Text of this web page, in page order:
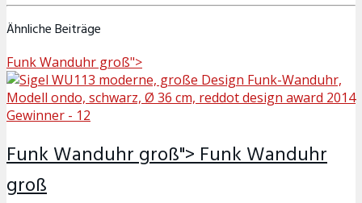
Ähnliche Beiträge
Funk Wanduhr groß">
Funk Wanduhr groß">Funk Wanduhr
groß